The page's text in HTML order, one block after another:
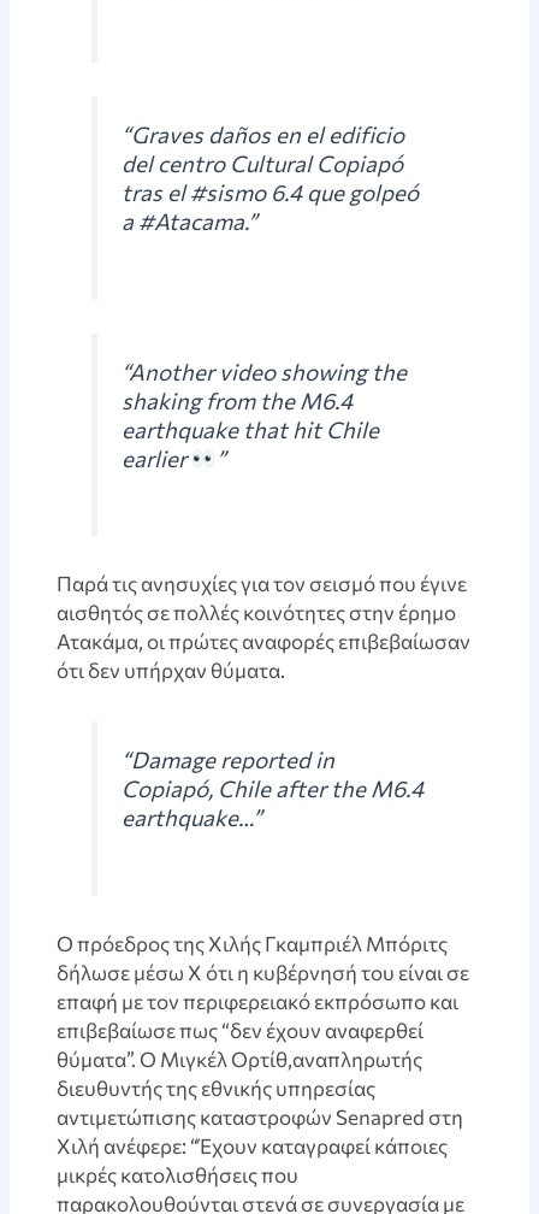
“Graves daños en el edificio
del centro Cultural Copiapó
tras el #sismo 6.4 que golpeó
a #Atacama.”
“Another video showing the
shaking from the M6.4
earthquake that hit Chile
earlier
”
Παρά τις ανησυχίες για τον σεισμό που έγινε
αισθητός σε πολλές κοινότητες στην έρημο
Ατακάμα, οι πρώτες αναφορές επιβεβαίωσαν
ότι δεν υπήρχαν θύματα.
“Damage reported in
Copiapó, Chile after the M6.4
earthquake…”
Ο πρόεδρος της Χιλής Γκαμπριέλ Μπόριτς
δήλωσε μέσω X ότι η κυβέρνησή του είναι σε
επαφή με τον περιφερειακό εκπρόσωπο και
επιβεβαίωσε πως “δεν έχουν αναφερθεί
θύματα”. Ο Μιγκέλ Ορτίθ,αναπληρωτής
διευθυντής της εθνικής υπηρεσίας
αντιμετώπισης καταστροφών Senapred στη
Χιλή ανέφερε: “Έχουν καταγραφεί κάποιες
μικρές κατολισθήσεις που
παρακολουθούνται στενά σε συνεργασία με